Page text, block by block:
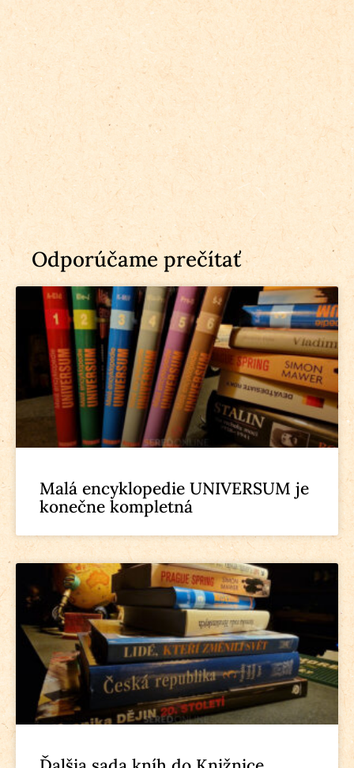
Odporúčame prečítať
Malá encyklopedie UNIVERSUM je
konečne kompletná